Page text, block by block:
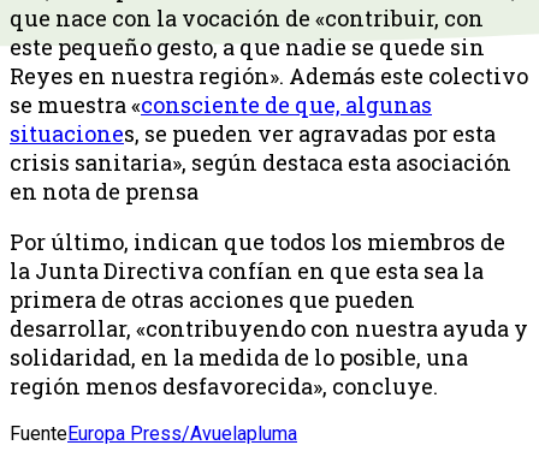
que nace con la vocación de «contribuir, con
este pequeño gesto, a que nadie se quede sin
Reyes en nuestra región». Además este colectivo
se muestra «consciente de que, algunas
situaciones, se pueden ver agravadas por esta
crisis sanitaria», según destaca esta asociación
en nota de prensa
Por último, indican que todos los miembros de
la Junta Directiva confían en que esta sea la
primera de otras acciones que pueden
desarrollar, «contribuyendo con nuestra ayuda y
solidaridad, en la medida de lo posible, una
región menos desfavorecida», concluye.
FuenteEuropa Press/Avuelapluma